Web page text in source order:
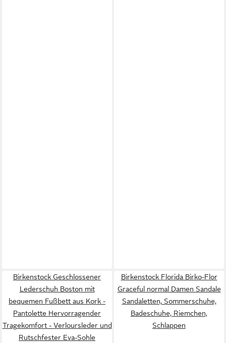
Birkenstock Geschlossener
Lederschuh Boston mit
bequemen Fußbett aus Kork -
Pantolette Hervorragender
Tragekomfort - Verloursleder und
Rutschfester Eva-Sohle
Birkenstock Florida Birko-Flor
Graceful normal Damen Sandale
Sandaletten, Sommerschuhe,
Badeschuhe, Riemchen,
Schlappen